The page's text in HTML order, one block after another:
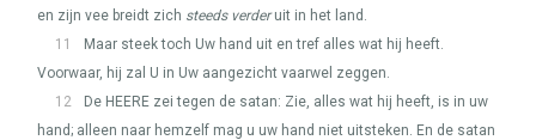
en zijn vee breidt zich steeds verderuit in het land.
11
Maar steek toch Uw hand uit en tref alles wat hij heeft.
Voorwaar, hij zal U in Uw aangezicht vaarwel zeggen.
12
De HEERE zei tegen de satan: Zie, alles wat hij heeft, is in uw
hand; alleen naar hemzelf mag u uw hand niet uitsteken. En de satan